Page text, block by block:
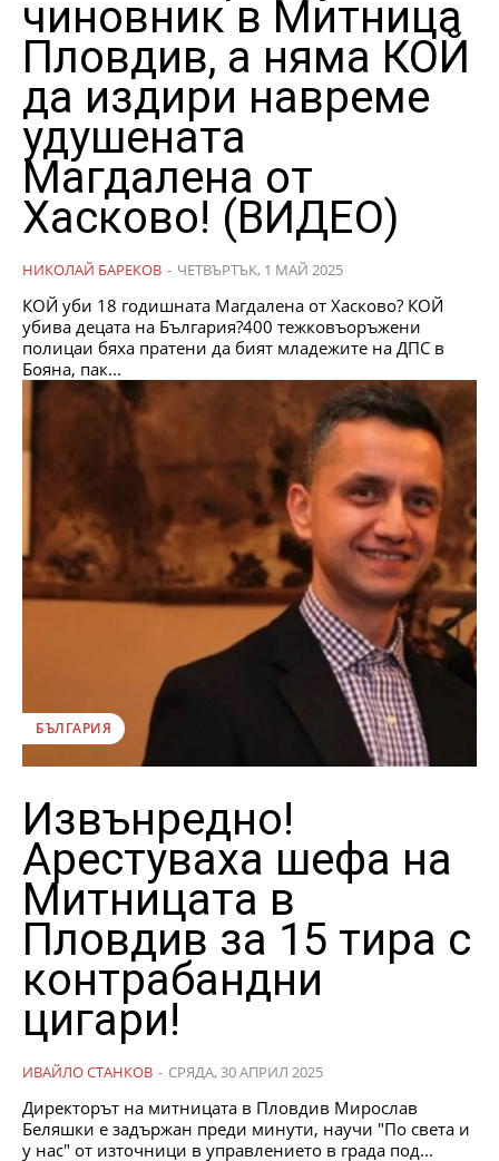
чиновник в Митница
Пловдив, а няма КОЙ
да издири навреме
удушената
Магдалена от
Хасково! (ВИДЕО)
НИКОЛАЙ БАРЕКОВ - ЧЕТВЪРТЪК, 1 МАЙ 2025
КОЙ уби 18 годишната Магдалена от Хасково? КОЙ
убива децата на България?400 тежковъоръжени
полицаи бяха пратени да бият младежите на ДПС в
Бояна, пак...
БЪЛГАРИЯ
Извънредно!
Арестуваха шефа на
Митницата в
Пловдив за 15 тира с
контрабандни
цигари!
ИВАЙЛО СТАНКОВ - СРЯДА, 30 АПРИЛ 2025
Директорът на митницата в Пловдив Мирослав
Беляшки е задържан преди минути, научи "По света и
у нас" от източници в управлението в града под...